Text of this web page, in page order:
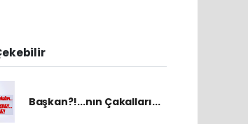
Başkan?!...nın Çakalları...